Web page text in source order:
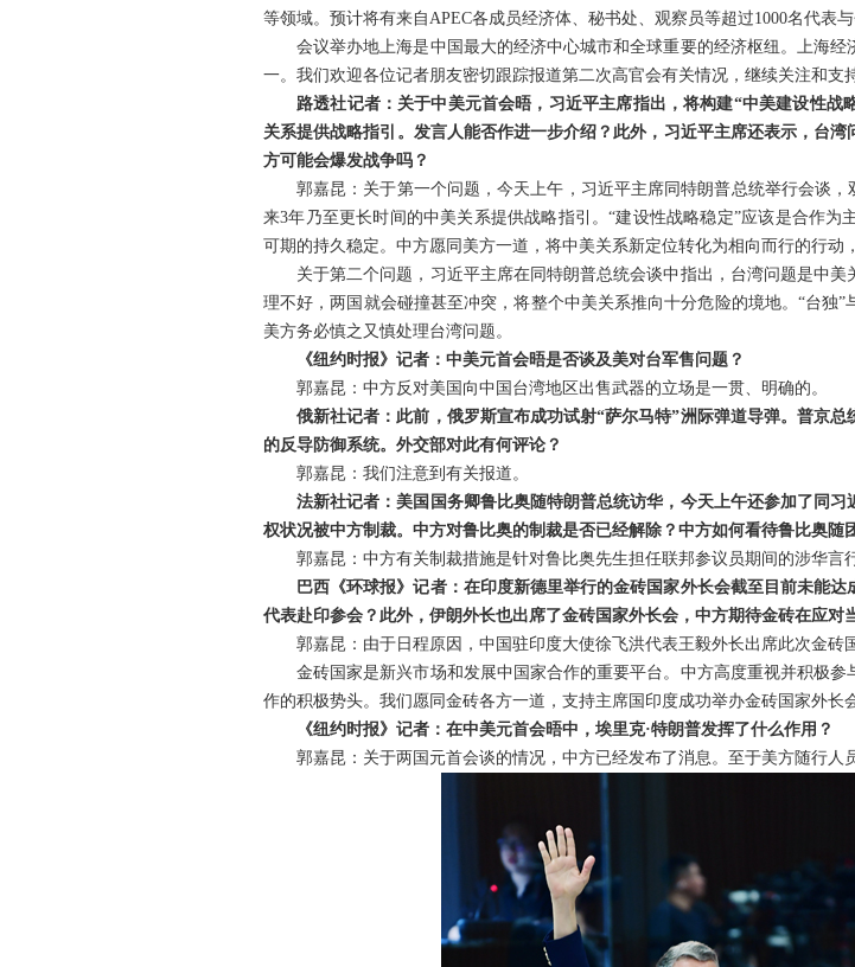
等领域。预计将有来自APEC各成员经济体、秘书处、观察员等超过1000名代表与
会议举办地上海是中国最大的经济中心城市和全球重要的经济枢纽。上海
一。我们欢迎各位记者朋友密切跟踪报道第二次高官会有关情况，继续关注和支持
路透社记者：关于中美元首会晤，习近平主席指出，将构建“中美建设性
关系提供战略指引。发言人能否作进一步介绍？此外，习近平主席还表示，台
方可能会爆发战争吗？
郭嘉昆：关于第一个问题，今天上午，习近平主席同特朗普总统举行会谈
来3年乃至更长时间的中美关系提供战略指引。“建设性战略稳定”应该是合作
可期的持久稳定。中方愿同美方一道，将中美关系新定位转化为相向而行的行动
关于第二个问题，习近平主席在同特朗普总统会谈中指出，台湾问题是中
理不好，两国就会碰撞甚至冲突，将整个中美关系推向十分危险的境地。“台独
美方务必慎之又慎处理台湾问题。
《纽约时报》记者：中美元首会晤是否谈及美对台军售问题？
郭嘉昆：中方反对美国向中国台湾地区出售武器的立场是一贯、明确的。
俄新社记者：此前，俄罗斯宣布成功试射“萨尔马特”洲际弹道导弹。普京
的反导防御系统。外交部对此有何评论？
郭嘉昆：我们注意到有关报道。
法新社记者：美国国务卿鲁比奥随特朗普总统访华，今天上午还参加了同
权状况被中方制裁。中方对鲁比奥的制裁是否已经解除？中方如何看待鲁比奥随
郭嘉昆：中方有关制裁措施是针对鲁比奥先生担任联邦参议员期间的涉华言
巴西《环球报》记者：在印度新德里举行的金砖国家外长会截至目前未能
代表赴印参会？此外，伊朗外长也出席了金砖国家外长会，中方期待金砖在应对
郭嘉昆：由于日程原因，中国驻印度大使徐飞洪代表王毅外长出席此次金砖
金砖国家是新兴市场和发展中国家合作的重要平台。中方高度重视并积极
作的积极势头。我们愿同金砖各方一道，支持主席国印度成功举办金砖国家外长
《纽约时报》记者：在中美元首会晤中，埃里克·特朗普发挥了什么作用？
郭嘉昆：关于两国元首会谈的情况，中方已经发布了消息。至于美方随行人